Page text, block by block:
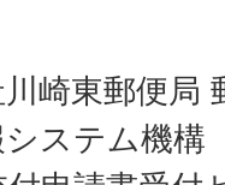
崎東郵便局
ステム機構